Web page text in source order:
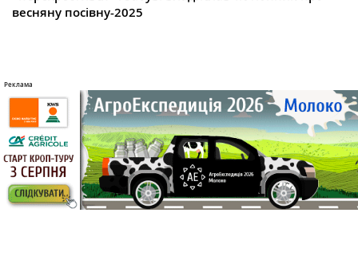
весняну посівну-2025